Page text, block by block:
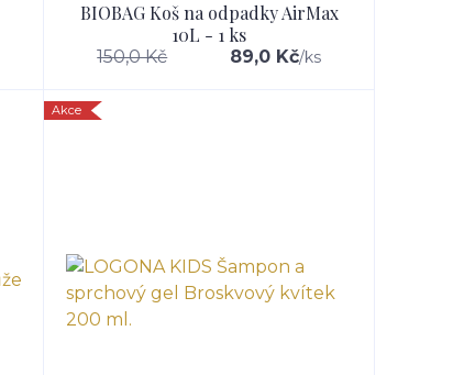
BIOBAG Koš na odpadky AirMax
10L - 1 ks
150,0 Kč 89,0 Kč/ks
Akce